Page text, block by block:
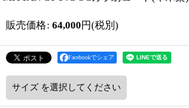
販売価格: 64,000 円(税別)
Facebookでシェア
サイズ を選択してください